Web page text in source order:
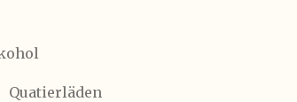
Quatierläden